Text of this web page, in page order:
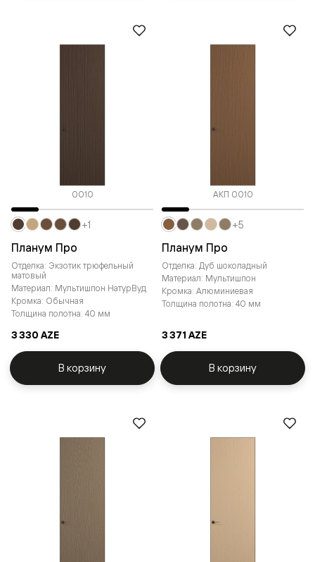
0010
Планум Про
Отделка: Экзотик трюфельный
матовый
Материал: Мультишпон НатурВуд
Кромка: Обычная
Толщина полотна: 40 мм
3 330 AZE
+1
В корзину
АКП 0010
Планум Про
Отделка: Дуб шоколадный
Материал: Мультишпон
Кромка: Алюминиевая
Толщина полотна: 40 мм
3 371 AZE
+5
В корзину